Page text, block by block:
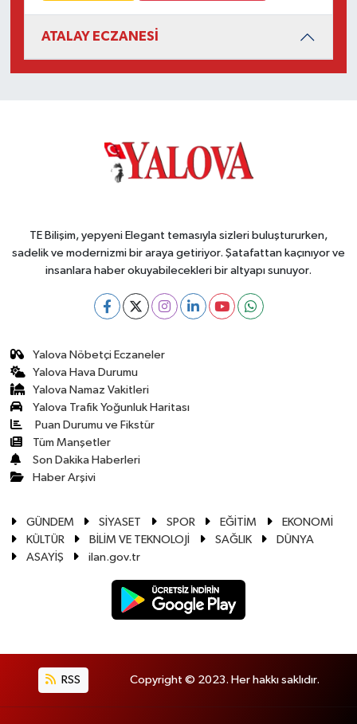
ATALAY ECZANESİ
TE Bilişim, yepyeni Elegant temasıyla sizleri buluştururken,
sadelik ve modernizmi bir araya getiriyor. Şatafattan kaçınıyor ve
insanlara haber okuyabilecekleri bir altyapı sunuyor.
Yalova Nöbetçi Eczaneler
Yalova Hava Durumu
Yalova Namaz Vakitleri
Yalova Trafik Yoğunluk Haritası
Puan Durumu ve Fikstür
Tüm Manşetler
Son Dakika Haberleri
Haber Arşivi
GÜNDEM SİYASET SPOR EĞİTİM
EKONOMİ
KÜLTÜR
BİLİM VE TEKNOLOJİ SAĞLIK
DÜNYA
ASAYİŞ
ilan.gov.tr
RSS Copyright © 2023. Her hakkı saklıdır.